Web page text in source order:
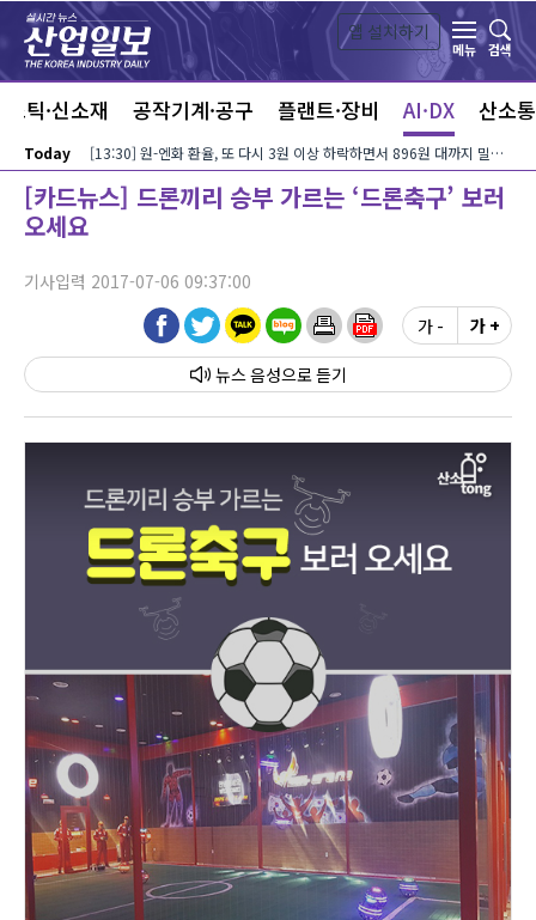
본문 바로가기
앱 설치하기
메뉴
검색
틱·신소재 공작기계·공구 플랜트·장비 AI·DX 산소통
Today [13:30] 원-엔화 환율, 또 다시 3원 이상 하락하면서 896원 대까지 밀려…달러-엔화 환율은 미국 장기금리?유가 동반 상승에 158엔 대로 내려서
[카드뉴스] 드론끼리 승부 가르는 ‘드론축구’ 보러
오세요
기사입력 2017-07-06 09:37:00
뉴스 음성
가 - 가 +